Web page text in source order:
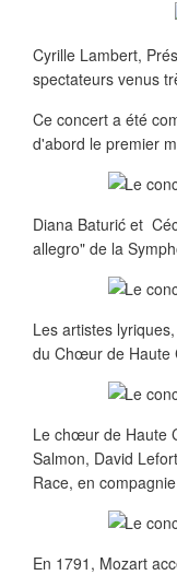
Cyrille Lambert,
spectateurs venus
Ce concert a été
d'abord le premier
Diana Baturić et
allegro" de la
Les artistes
du Chœur de Haute
Le chœur de Haute
Salmon, David
Race, en
En 1791, Mozart